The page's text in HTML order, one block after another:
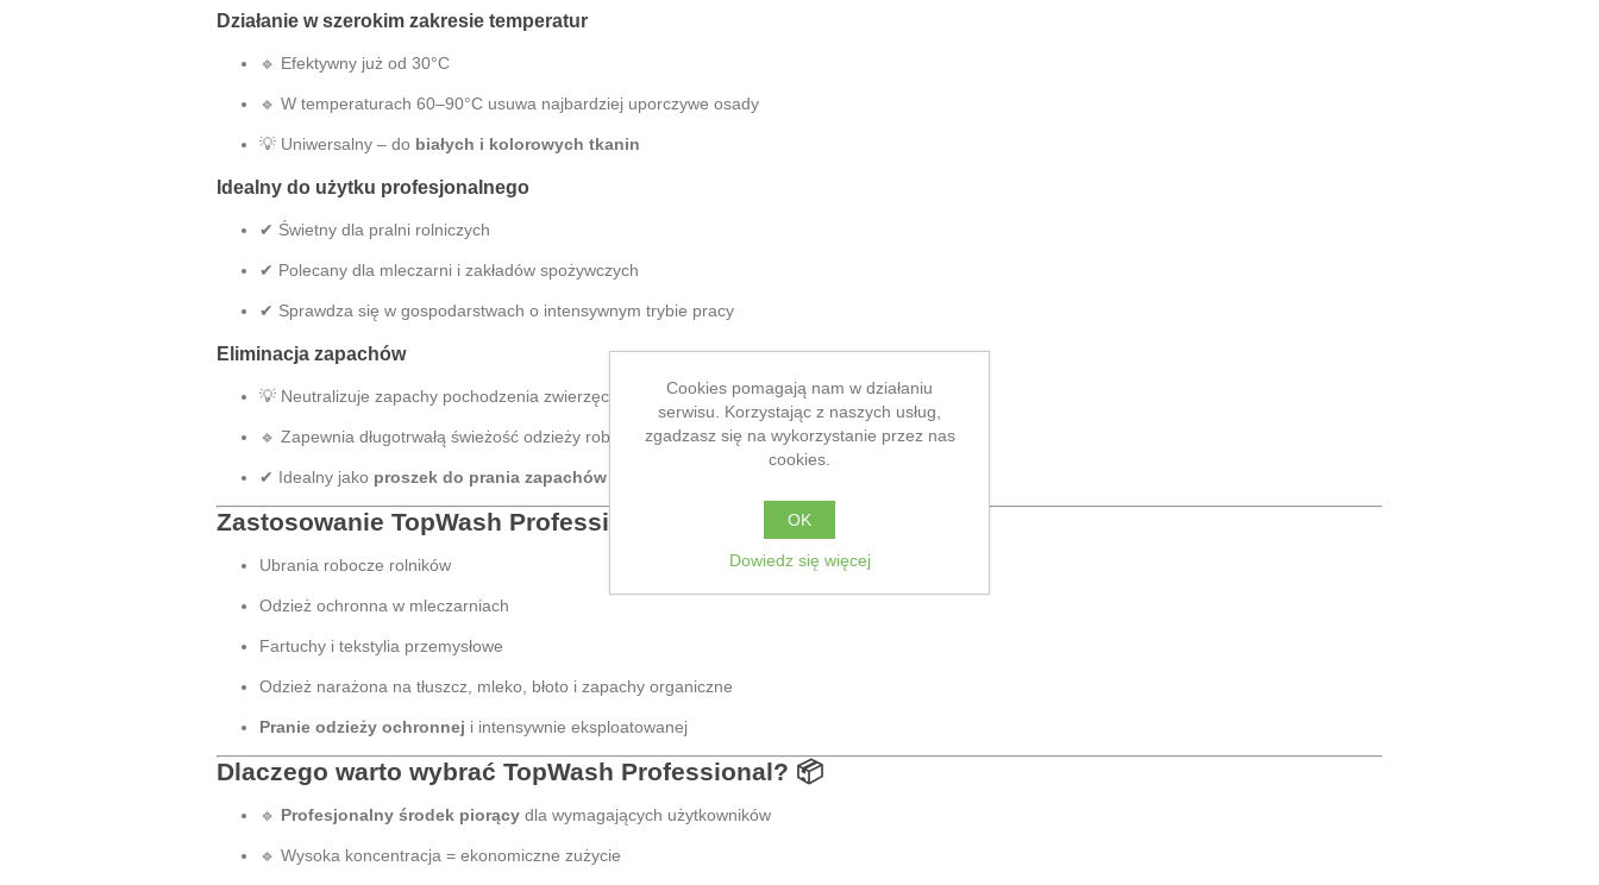
Działanie w szerokim zakresie temperatur
🔹 Efektywny już od 30°C
🔹 W temperaturach 60–90°C usuwa najbardziej uporczywe osady
💡 Uniwersalny – do białych i kolorowych tkanin
Idealny do użytku profesjonalnego
✔ Świetny dla pralni rolniczych
✔ Polecany dla mleczarni i zakładów spożywczych
✔ Sprawdza się w gospodarstwach o intensywnym trybie pracy
Eliminacja zapachów
💡 Neutralizuje zapachy pochodzenia zwierzęcego
🔹 Zapewnia długotrwałą świeżość odzieży roboczej
✔ Idealny jako proszek do prania zapachów pochodzenia zwierzęcego
Zastosowanie TopWash Professional
Ubrania robocze rolników
Odzież ochronna w mleczarniach
Fartuchy i tekstylia przemysłowe
Odzież narażona na tłuszcz, mleko, błoto i zapachy organiczne
Pranie odzieży ochronnej i intensywnie eksploatowanej
Dlaczego warto wybrać TopWash Professional? 📦
🔹 Profesjonalny środek piorący dla wymagających użytkowników
🔹 Wysoka koncentracja = ekonomiczne zużycie
Cookies pomagają nam w działaniu
serwisu. Korzystając z naszych usług,
zgadzasz się na wykorzystanie przez nas
cookies.
OK
Dowiedz się więcej